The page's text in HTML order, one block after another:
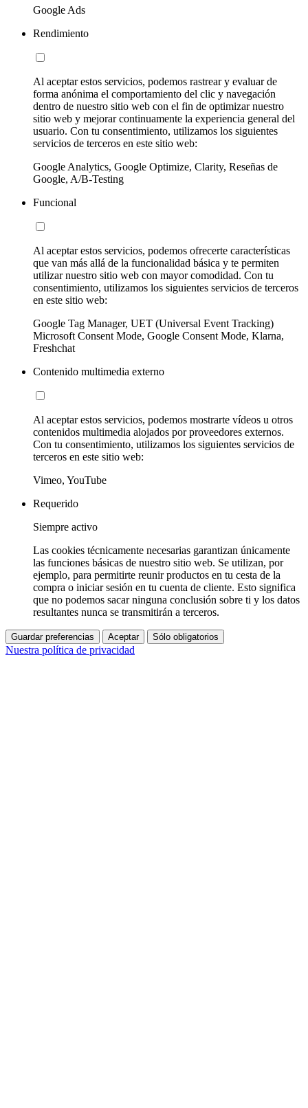
Google Ads
Rendimiento
Al aceptar estos servicios, podemos rastrear y evaluar de
forma anónima el comportamiento del clic y navegación
dentro de nuestro sitio web con el fin de optimizar nuestro
sitio web y mejorar continuamente la experiencia general del
usuario. Con tu consentimiento, utilizamos los siguientes
servicios de terceros en este sitio web:
Google Analytics, Google Optimize, Clarity, Reseñas de
Google, A/B-Testing
Funcional
Al aceptar estos servicios, podemos ofrecerte características
que van más allá de la funcionalidad básica y te permiten
utilizar nuestro sitio web con mayor comodidad. Con tu
consentimiento, utilizamos los siguientes servicios de terceros
en este sitio web:
Google Tag Manager, UET (Universal Event Tracking)
Microsoft Consent Mode, Google Consent Mode, Klarna,
Freshchat
Contenido multimedia externo
Al aceptar estos servicios, podemos mostrarte vídeos u otros
contenidos multimedia alojados por proveedores externos.
Con tu consentimiento, utilizamos los siguientes servicios de
terceros en este sitio web:
Vimeo, YouTube
Requerido
Siempre activo
Las cookies técnicamente necesarias garantizan únicamente
las funciones básicas de nuestro sitio web. Se utilizan, por
ejemplo, para permitirte reunir productos en tu cesta de la
compra o iniciar sesión en tu cuenta de cliente. Esto significa
que no podemos sacar ninguna conclusión sobre ti y los datos
resultantes nunca se transmitirán a terceros.
Guardar preferencias Aceptar Sólo obligatorios
Nuestra política de privacidad